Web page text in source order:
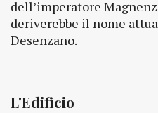
dell’imperatore
deriverebbe il nome
Desenzano.
L'Edificio